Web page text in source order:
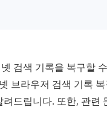
검색 기록을 복구할
브라우저 검색 기록
드립니다. 또한, 관